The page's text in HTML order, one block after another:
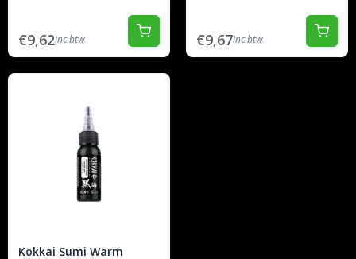
€9,62inc btw €9,67inc btw
Kokkai Sumi Warm